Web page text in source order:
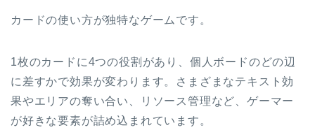
カードの使い方が独特なゲームです。
1枚のカードに4つの役割があり、個人ボードのどの辺
に差すかで効果が変わります。さまざまなテキスト効
果やエリアの奪い合い、リソース管理など、ゲーマー
が好きな要素が詰め込まれています。